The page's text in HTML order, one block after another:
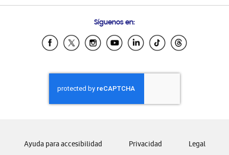
Samsung Ecuador
Samsung El Salvador
Samsung Honduras
Samsung Nicaragua
Samsung Panamá
Samsung Venezuela
Síguenos en:
Ayuda para accesibilidad Privacidad Legal